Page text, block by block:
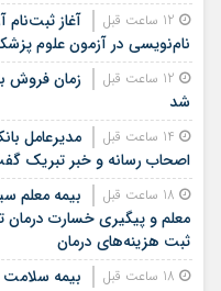
آغاز
نام‌نویسی در آزمون علوم
زمان فروش
شد
مدیرعامل
اصحاب رسانه و خبر تبریک
معلم و پیگیری خسارت درمان
ثبت هزینه‌های درمان
بیمه